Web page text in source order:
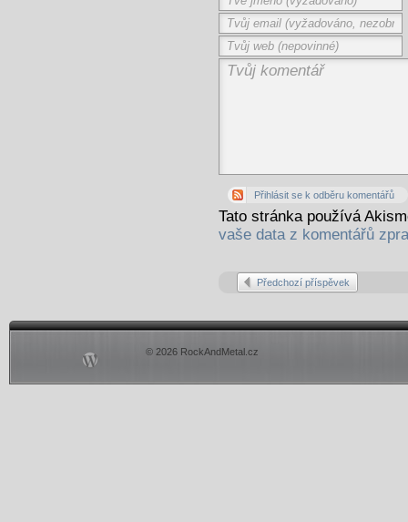
Přihlásit se k odběru komentářů
Tato stránka používá
vaše data z komentářů
Předchozí příspěvek
© 2026 RockAndMetal.cz